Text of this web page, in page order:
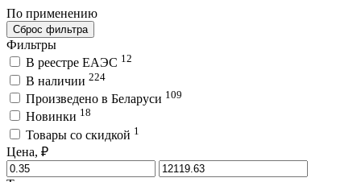
По применению
Сброс фильтра
Фильтры
В реестре ЕАЭС 12
В наличии 224
Произведено в Беларуси 109
Новинки 18
Товары со скидкой 1
Цена, ₽